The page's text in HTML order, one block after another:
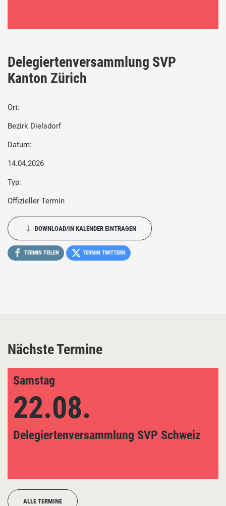
Delegiertenversammlung SVP
Kanton Zürich
Ort:
Bezirk Dielsdorf
Datum:
14.04.2026
Typ:
Offizieller Termin
DOWNLOAD/IN KALENDER EINTRAGEN
TERMIN TEILEN TERMIN TWITTERN
Nächste Termine
Samstag
22.08.
Delegiertenversammlung SVP Schweiz
ALLE TERMINE